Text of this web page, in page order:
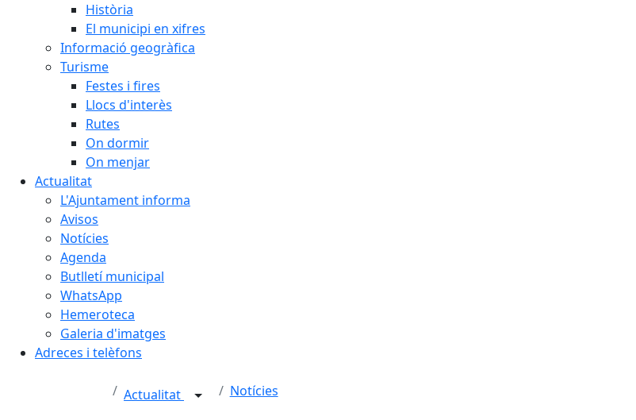
Història
El municipi en xifres
Informació geogràfica
Turisme
Festes i fires
Llocs d'interès
Rutes
On dormir
On menjar
Actualitat
L'Ajuntament informa
Avisos
Notícies
Agenda
Butlletí municipal
WhatsApp
Hemeroteca
Galeria d'imatges
Adreces i telèfons
Actualitat Notícies